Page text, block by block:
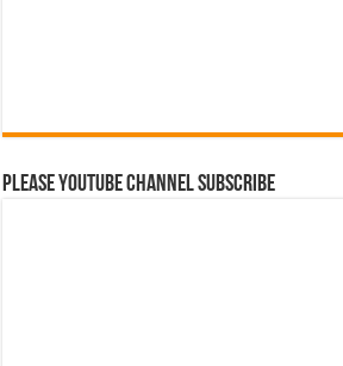
Please Youtube Channel Subscribe